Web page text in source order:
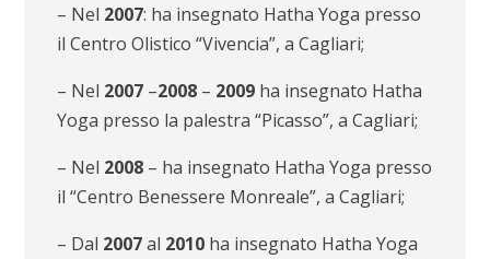
– Nel 2007: ha insegnato Hatha Yoga presso
il Centro Olistico “Vivencia”, a Cagliari;
– Nel 2007 –2008 – 2009 ha insegnato Hatha
Yoga presso la palestra “Picasso”, a Cagliari;
– Nel 2008 – ha insegnato Hatha Yoga presso
il “Centro Benessere Monreale”, a Cagliari;
– Dal 2007al 2010 ha insegnato Hatha Yoga